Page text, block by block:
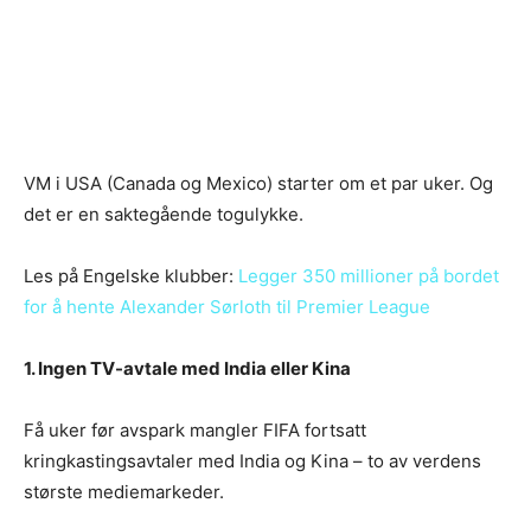
VM i USA (Canada og Mexico) starter om et par uker. Og
det er en saktegående togulykke.
Les på Engelske klubber: Legger 350 millioner på bordet
for å hente Alexander Sørloth til Premier League
1. Ingen TV-avtale med India eller Kina
Få uker før avspark mangler FIFA fortsatt
kringkastingsavtaler med India og Kina – to av verdens
største mediemarkeder.